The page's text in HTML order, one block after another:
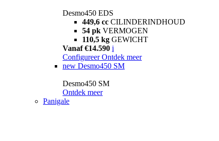
Desmo450 EDS
449,6 cc CILINDERINDHOUD
54 pk VERMOGEN
110,5 kg GEWICHT
Vanaf €14.590 i
Configureer Ontdek meer
new Desmo450 SM
Desmo450 SM
Ontdek meer
Panigale